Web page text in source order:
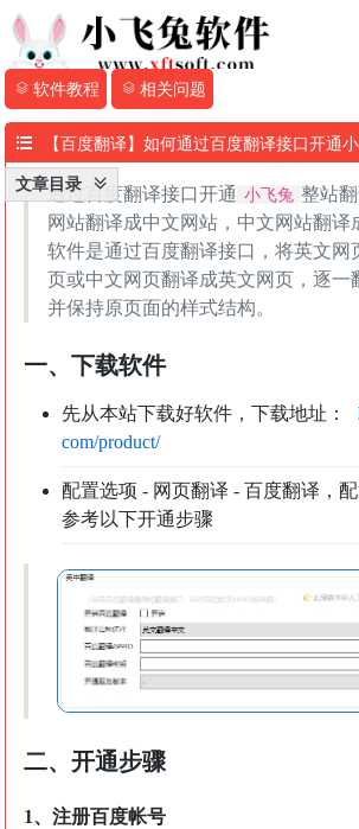
软件教程 相关问题
【百度翻译】如何通过百度翻译接口开通
文章目录通过百度翻译接口开通 小飞兔 整站
网站翻译成中文网站，中文网站翻译
软件是通过百度翻译接口，将英文网
页或中文网页翻译成英文网页，逐一
并保持原页面的样式结构。
一、下载软件
先从本站下载好软件，下载地址：
com/product/
配置选项 - 网页翻译 - 百度翻译，
参考以下开通步骤
二、开通步骤
1、注册百度帐号